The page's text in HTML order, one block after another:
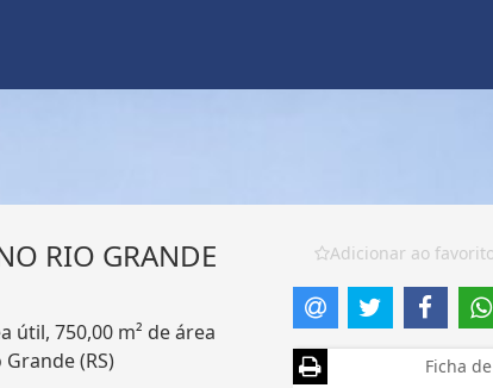
RIO GRANDE
útil, 750,00 m² de área
(RS)
Adicionar ao
Ficha de